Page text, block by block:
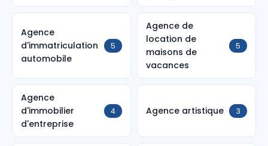
Agence
d'immatriculation
automobile
5
Agence de
location de
maisons de
vacances
5
Agence
d'immobilier
d'entreprise
4 Agence artistique 3